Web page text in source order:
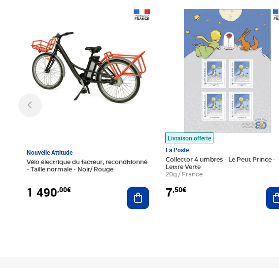
Nouvelle Attitude
Vélo électrique du facteur, reconditionné
- Taille normale - Noir/ Rouge
1 490,00€ Ajouter au panier
Livraison offerte
La Poste
Collector 4 timbres - Le Petit Prince -
Lettre Verte
20g / France
7,50€
Prix 7,50€